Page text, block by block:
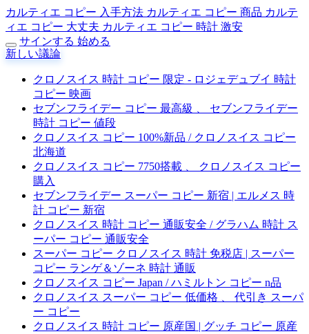
カルティエ コピー 入手方法 カルティエ コピー 商品 カルテ
ィエ コピー 大丈夫 カルティエ コピー 時計 激安
サインする 始める
新しい議論
クロノスイス 時計 コピー 限定 - ロジェデュブイ 時計
コピー 映画
セブンフライデー コピー 最高級 、 セブンフライデー
時計 コピー 値段
クロノスイス コピー 100%新品 / クロノスイス コピー
北海道
クロノスイス コピー 7750搭載 、 クロノスイス コピー
購入
セブンフライデー スーパー コピー 新宿 | エルメス 時
計 コピー 新宿
クロノスイス 時計 コピー 通販安全 / グラハム 時計 ス
ーパー コピー 通販安全
スーパー コピー クロノスイス 時計 免税店 | スーパー
コピー ランゲ＆ゾーネ 時計 通販
クロノスイス コピー Japan / ハミルトン コピー n品
クロノスイス スーパー コピー 低価格 、 代引き スーパ
ー コピー
クロノスイス 時計 コピー 原産国 | グッチ コピー 原産